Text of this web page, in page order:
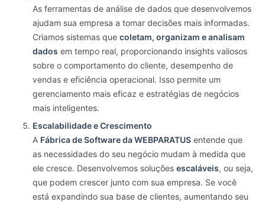
As ferramentas de análise de dados que desenvolvemos
ajudam sua empresa a tomar decisões mais informadas.
Criamos sistemas que coletam, organizam e analisam
dados em tempo real, proporcionando insights valiosos
sobre o comportamento do cliente, desempenho de
vendas e eficiência operacional. Isso permite um
gerenciamento mais eficaz e estratégias de negócios
mais inteligentes.
Escalabilidade e Crescimento
A Fábrica de Software da WEBPARATUS entende que
as necessidades do seu negócio mudam à medida que
ele cresce. Desenvolvemos soluções escaláveis, ou seja,
que podem crescer junto com sua empresa. Se você
está expandindo sua base de clientes, aumentando seu